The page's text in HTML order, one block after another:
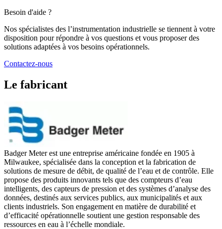
Besoin d'aide ?
Nos spécialistes des l’instrumentation industrielle se tiennent à votre
disposition pour répondre à vos questions et vous proposer des
solutions adaptées à vos besoins opérationnels.
Contactez-nous
Le fabricant
Badger Meter est une entreprise américaine fondée en 1905 à
Milwaukee, spécialisée dans la conception et la fabrication de
solutions de mesure de débit, de qualité de l’eau et de contrôle. Elle
propose des produits innovants tels que des compteurs d’eau
intelligents, des capteurs de pression et des systèmes d’analyse des
données, destinés aux services publics, aux municipalités et aux
clients industriels. Son engagement en matière de durabilité et
d’efficacité opérationnelle soutient une gestion responsable des
ressources en eau à l’échelle mondiale.